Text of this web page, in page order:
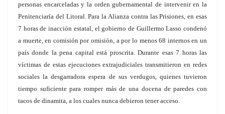
personas encarceladas y la orden gubernamental de intervenir en la
Penitenciaría del Litoral. Para la Alianza contra las Prisiones, en esas
7 horas de inacción estatal, el gobierno de Guillermo Lasso condenó
a muerte, en comisión por omisión, a por lo menos 68 internos en un
país donde la pena capital está proscrita. Durante esas 7 horas las
víctimas de estas ejecuciones extrajudiciales transmitieron en redes
sociales la desgarradora espera de sus verdugos, quienes tuvieron
tiempo suficiente para romper más de una docena de paredes con
tacos de dinamita, a los cuales nunca debieron tener acceso.